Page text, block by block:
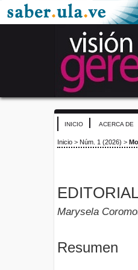
INICIO ACERCA DE
Inicio > Núm. 1 (2026) >
Marysela
Resumen